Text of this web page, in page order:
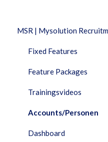
MSR | Mysolution
Fixed Features
Feature Packages
Trainingsvideos
Accounts/Personen
Dashboard